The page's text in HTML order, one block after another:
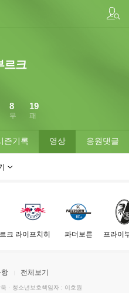
르크
무
8
패
19
즌기록 영상 응원댓글
크 라이프치히 파더보른 프라이
항 전체보기
· 청소년보호책임자 : 이호원